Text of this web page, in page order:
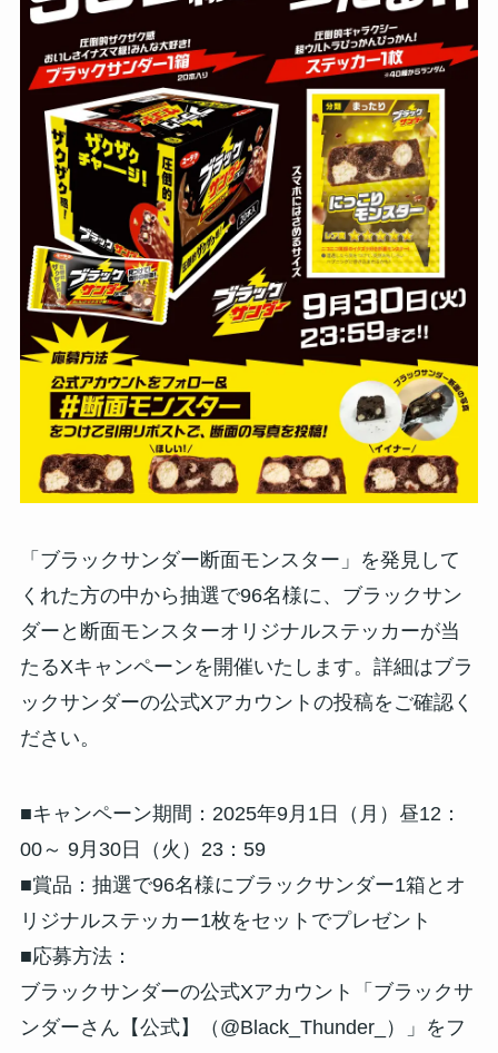
「ブラックサンダー断面モンスター」を発見して
くれた方の中から抽選で96名様に、ブラックサン
ダーと断面モンスターオリジナルステッカーが当
たるXキャンペーンを開催いたします。詳細はブラ
ックサンダーの公式Xアカウントの投稿をご確認く
ださい。
■キャンペーン期間：2025年9月1日（月）昼12：
00～ 9月30日（火）23：59
■賞品：抽選で96名様にブラックサンダー1箱とオ
リジナルステッカー1枚をセットでプレゼント
■応募方法：
ブラックサンダーの公式Xアカウント「ブラックサ
ンダーさん【公式】（@Black_Thunder_）」をフ